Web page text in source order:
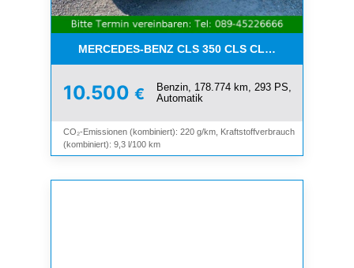
MERCEDES-BENZ CLS 350 CLS CLS 350
10.500 €
Benzin, 178.774 km, 293 PS,
Automatik
CO₂-Emissionen (kombiniert): 220 g/km, Kraftstoffverbrauch
(kombiniert): 9,3 l/100 km